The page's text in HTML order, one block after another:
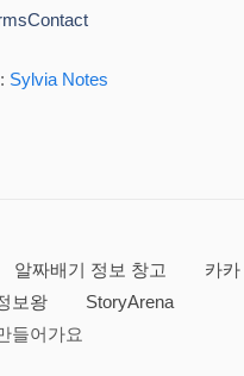
Sylvia Notes
Contact
알짜배기 정보 창고
카카
보왕
StoryArena
들어가요